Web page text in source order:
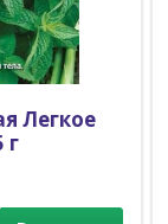
Легкое
г